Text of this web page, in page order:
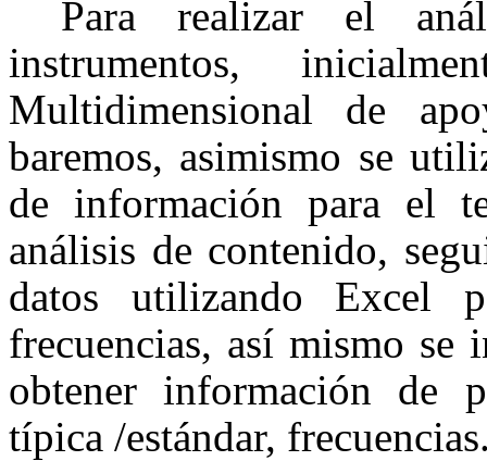
Para realizar el
instrumentos,
Multidimensional de
baremos, asimismo se
de información para el
análisis de contenido,
datos utilizando Excel
frecuencias, así mismo se
obtener información de
típica /estándar,